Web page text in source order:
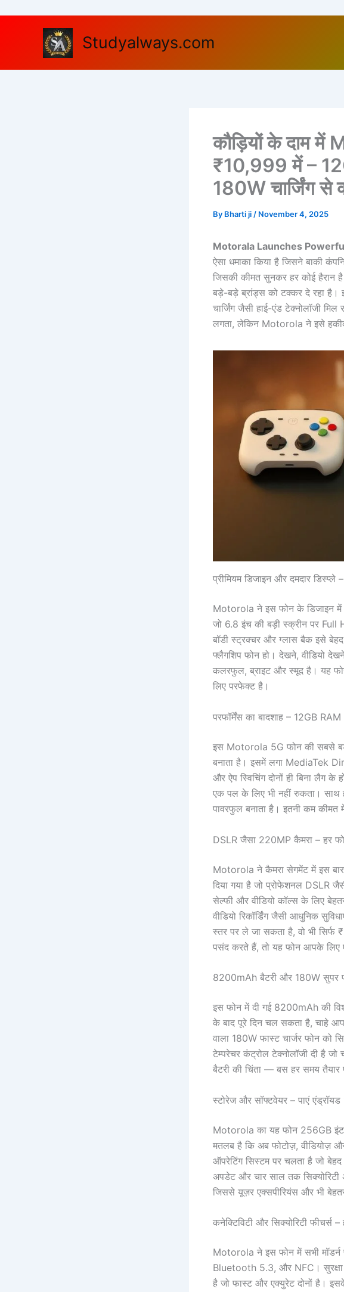
Studyalways.com
कौड़ियों के दाम में
₹10,999 में –
180W चार्जिंग से
By Bharti ji / November 4, 2025
Motorala Launches
ऐसा धमाका किया है जिसने बाकी
जिसकी कीमत सुनकर हर कोई हैरान
बड़े-बड़े ब्रांड्स को टक्कर दे रहा
चार्जिंग जैसी हाई-एंड टेक्नोलॉजी
लगता, लेकिन Motorola ने इसे
प्रीमियम डिजाइन और दमदार
Motorola ने इस फोन के डिजाइन
जो 6.8 इंच की बड़ी स्क्रीन पर Full
बॉडी स्ट्रक्चर और ग्लास बैक इसे
फ्लैगशिप फोन हो। देखने, वीडियो
कलरफुल, ब्राइट और स्मूद है। यह
लिए परफेक्ट है।
परफॉर्मेंस का बादशाह – 12GB
इस Motorola 5G फोन की सबसे
बनाता है। इसमें लगा MediaTek
और ऐप स्विचिंग दोनों ही बिना लैग
एक पल के लिए भी नहीं रुकता। साथ
पावरफुल बनाता है। इतनी कम कीमत
DSLR जैसा 220MP कैमरा – हर
Motorola ने कैमरा सेगमेंट में इस बार
दिया गया है जो प्रोफेशनल DSLR
सेल्फी और वीडियो कॉल्स के लिए
वीडियो रिकॉर्डिंग जैसी आधुनिक
स्तर पर ले जा सकता है, वो भी सिर्फ
पसंद करते हैं, तो यह फोन आपके लिए
8200mAh बैटरी और 180W सुपर
इस फोन में दी गई 8200mAh की
के बाद पूरे दिन चल सकता है, चाहे
वाला 180W फास्ट चार्जर फोन को
टेम्परेचर कंट्रोल टेक्नोलॉजी दी है जो
बैटरी की चिंता — बस हर समय तैयार
स्टोरेज और सॉफ्टवेयर – पाएं
Motorola का यह फोन 256GB
मतलब है कि अब फोटोज़, वीडियोज़
ऑपरेटिंग सिस्टम पर चलता है जो
अपडेट और चार साल तक सिक्योरिटी
जिससे यूज़र एक्सपीरियंस और भी
कनेक्टिविटी और सिक्योरिटी
Motorola ने इस फोन में सभी
Bluetooth 5.3, और NFC। सुरक्षा
है जो फास्ट और एक्युरेट दोनों है।